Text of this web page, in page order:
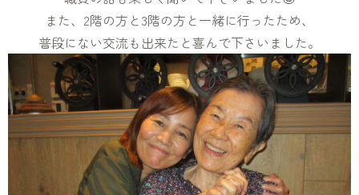
また、2階の方と3階の方と一緒に行ったため、
普段にない交流も出来たと喜んで下さいました。